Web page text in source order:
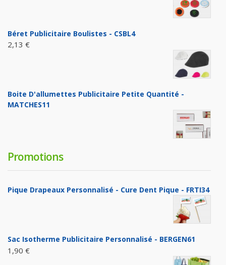
Béret Publicitaire Boulistes - CSBL4
2,13 €
Boite D'allumettes Publicitaire Petite Quantité -
MATCHES11
Promotions
Pique Drapeaux Personnalisé - Cure Dent Pique - FRTI34
Sac Isotherme Publicitaire Personnalisé - BERGEN61
1,90 €